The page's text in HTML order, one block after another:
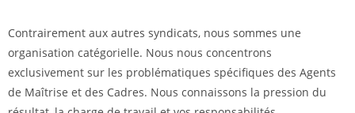
Contrairement aux autres syndicats, nous sommes une
organisation catégorielle. Nous nous concentrons
exclusivement sur les problématiques spécifiques des Agents
de Maîtrise et des Cadres. Nous connaissons la pression du